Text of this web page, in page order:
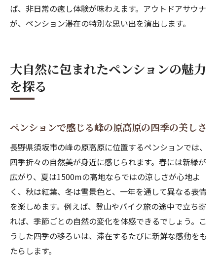
夫
高原特有の気候を活かしたペンションの楽
談
ツ
交流が深まるラウンジやダイニングの雰囲気
ペンションのラウンジで広がる交流の輪
ダイニングで味わう高原の手料理と団らん
共有スペースで語らう家族や仲間の時間
ペンションならではの温かい雰囲気を体感
ラウンジで過ごすひとときが思い出に残る
理由
ば、非日常の癒し体験が味わえます。アウトドアサウナ
が、ペンション滞在の特別な思い出を演出します。
大自然に包まれたペンションの魅力
を探る
ペンションで感じる峰の原高原の四季の美しさ
長野県須坂市の峰の原高原に位置するペンションでは、
四季折々の自然美が身近に感じられます。春には新緑が
広がり、夏は1500mの高地ならではの涼しさが心地よ
く、秋は紅葉、冬は雪景色と、一年を通して異なる表情
を楽しめます。例えば、登山やバイク旅の途中で立ち寄
れば、季節ごとの自然の変化を体感できるでしょう。こ
うした四季の移ろいは、滞在するたびに新鮮な感動をも
たらします。